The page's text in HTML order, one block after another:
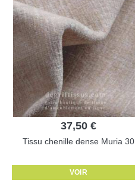
37,50 €
Tissu chenille dense Muria 30
VOIR